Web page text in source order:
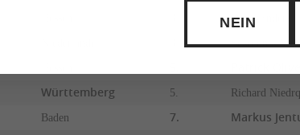
Danil Enders
Sekolonik Vid
Württemberg 5. Richard
Baden 7. Markus
NEIN